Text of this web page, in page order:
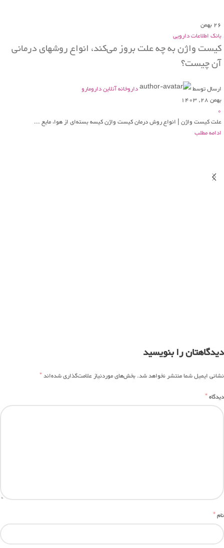
26بهمن
بانک اطلاعات دارویی
کیست واژن به چه علت بروز می‌کند، انواع روشهای درمانی
آن چیست؟
ارسال توسط
داروخانه آنلاین دارومارو
بهمن 28, 1403
0
علت کیست واژن | انواع روش درمان کیست واژن کیسه بسته‌ای از هوا، مایع ...
ادامه مطلب
دیدگاهتان را بنویسید
نشانی ایمیل شما منتشر نخواهد شد.بخش‌های موردنیاز علامت‌گذاری شده‌اند*
دیدگاه*
نام*